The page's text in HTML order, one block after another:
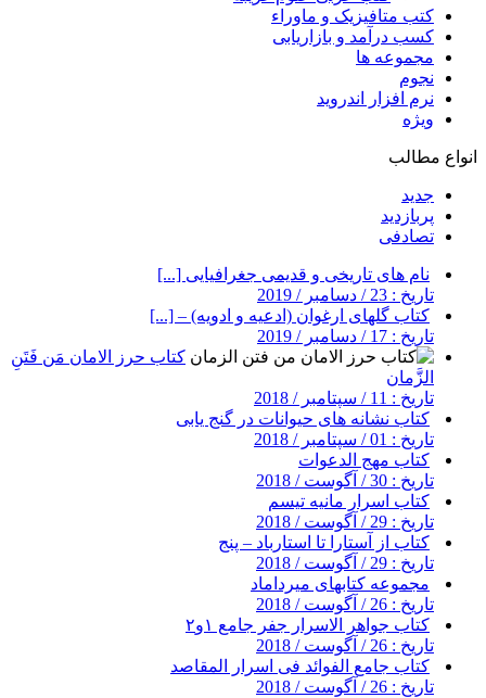
کتب متافیزیک و ماوراء
کسب درآمد و بازاریابی
مجموعه ها
نجوم
نرم افزار اندروید
ویژه
انواع مطالب
جدید
پربازدید
تصادفی
نام های تاریخی و قدیمی جغرافیایی [...]
تاریخ : 23 / دسامبر / 2019
کتاب گلهای ارغوان (ادعیه و ادویه) – [...]
تاریخ : 17 / دسامبر / 2019
کتاب حرز الامان مَن فَتَنِ
الزَّمان
تاریخ : 11 / سپتامبر / 2018
کتاب نشانه های حیوانات در گنج یابی
تاریخ : 01 / سپتامبر / 2018
کتاب مهج الدعوات
تاریخ : 30 / آگوست / 2018
کتاب اسرار مانیه تیسم
تاریخ : 29 / آگوست / 2018
کتاب از آستارا تا استارباد – پنج
تاریخ : 29 / آگوست / 2018
مجموعه کتابهای میرداماد
تاریخ : 26 / آگوست / 2018
کتاب جواهر الاسرار جفر جامع ۱و۲
تاریخ : 26 / آگوست / 2018
کتاب جامع الفوائد فی اسرار المقاصد
تاریخ : 26 / آگوست / 2018